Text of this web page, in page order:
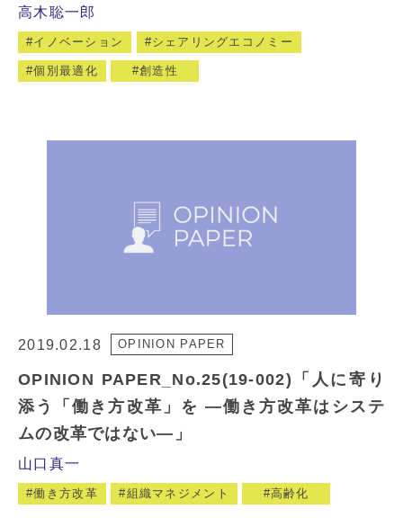
高木聡一郎
イノベーション シェアリングエコノミー
個別最適化 創造性
2019.02.18 OPINION PAPER
OPINION PAPER_No.25(19-002)「人に寄り
添う「働き方改革」を ―働き方改革はシステ
ムの改革ではない―」
山口真一
働き方改革 組織マネジメント 高齢化